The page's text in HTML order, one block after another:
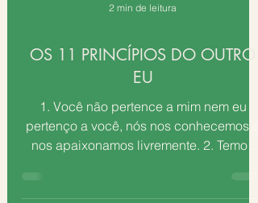
2 min de leitura
OS 11 PRINCÍPIOS DO OUTRO
EU
1. Você não pertence a mim nem eu
pertenço a você, nós nos conhecemos e
nos apaixonamos livremente. 2. Temos